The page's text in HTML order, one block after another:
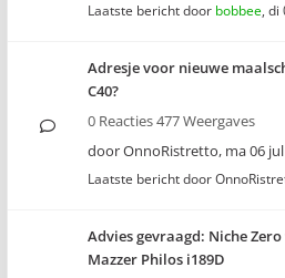
Laatste bericht door bobbee, di
Adresje voor nieuwe
C40?
0 Reacties 477 Weergaves
doorOnnoRistretto, ma 06
Laatste bericht door
Advies gevraagd: Niche
Mazzer Philos i189D